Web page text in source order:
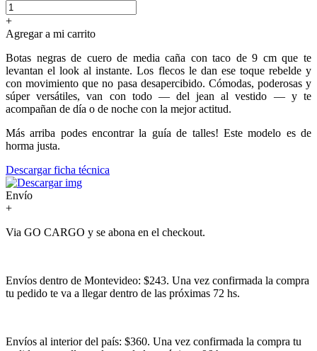
+
Agregar a mi carrito
Botas negras de cuero de media caña con taco de 9 cm que te
levantan el look al instante. Los flecos le dan ese toque rebelde y
con movimiento que no pasa desapercibido. Cómodas, poderosas y
súper versátiles, van con todo — del jean al vestido — y te
acompañan de día o de noche con la mejor actitud.
Más arriba podes encontrar la guía de talles! Este modelo es de
horma justa.
Descargar ficha técnica
Envío
+
Via GO CARGO y se abona en el checkout.
Envíos dentro de Montevideo: $243. Una vez confirmada la compra
tu pedido te va a llegar dentro de las próximas 72 hs.
Envíos al interior del país: $360. Una vez confirmada la compra tu